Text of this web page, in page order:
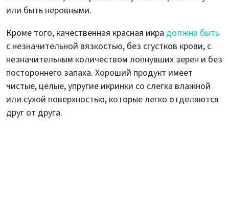
или быть неровными.
Кроме того, качественная красная икра должна быть
с незначительной вязкостью, без сгустков крови, с
незначительным количеством лопнувших зерен и без
постороннего запаха. Хороший продукт имеет
чистые, целые, упругие икринки со слегка влажной
или сухой поверхностью, которые легко отделяются
друг от друга.